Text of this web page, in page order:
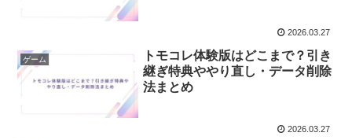
2026.03.27
ゲーム
トモコレ体験版はどこまで？引き
継ぎ特典ややり直し・データ削除
法まとめ
2026.03.27